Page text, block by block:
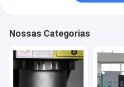
Nossas Categorias